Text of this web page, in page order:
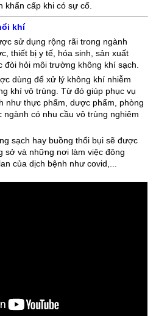
khẩn cấp khicó sự cố
khí
sử dụng rộng rãi trong ngành
thiết bị y tế, hóa sinh, sản xuất
đòi hỏi môi trường không khí sạch.
dùng để xử lý không khí nhiễm
khí vô trùng. Từ đó giúp phục vụ
như thực phẩm, dược phẩm, phòng
có nhu cầu vô trùng nghiêm
sạch hay buồng thổi bụi sẽ được
sở và những nơi làm việc đông
của dịch bệnh như covid,...